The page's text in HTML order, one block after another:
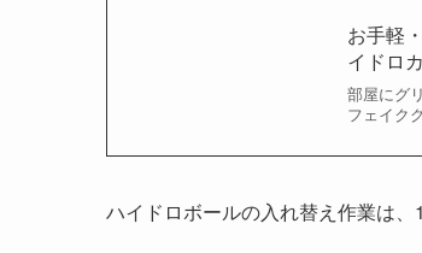
お手軽
イドロ
部屋にグ
フェイク
ハイドロボールの入れ替え作業は、